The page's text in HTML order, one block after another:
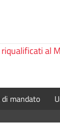
al
mandato